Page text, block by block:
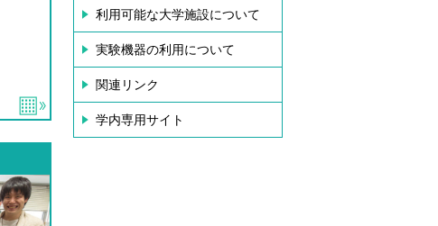
利用可能な大学施設について
実験機器の利用について
関連リンク
学内専用サイト